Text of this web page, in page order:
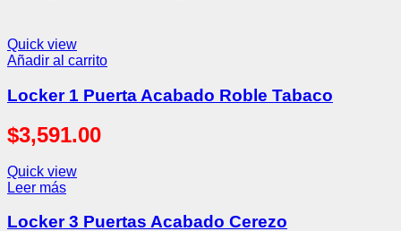
Quick view
Añadir al carrito
Locker 1 Puerta Acabado Roble Tabaco
$3,591.00
Quick view
Leer más
Locker 3 Puertas Acabado Cerezo